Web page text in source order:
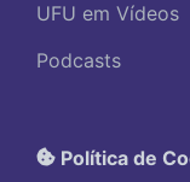
UFU em Vídeos
Podcasts
Política de